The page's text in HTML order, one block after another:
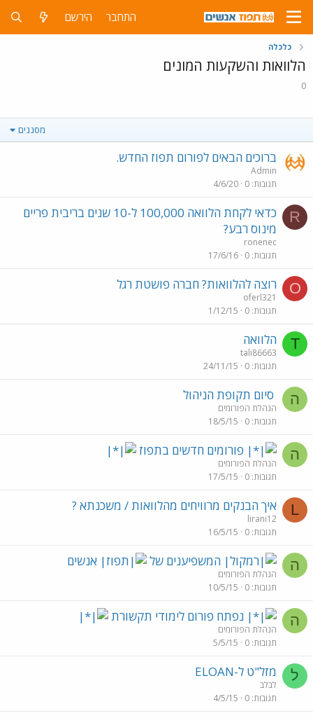
התחבר הירשם
כלכלה
הלוואות והשקעות המונים
0
מסננים
ברוכים הבאים לפורום תפוז החדש.
Admin
תגובות 0
4/6/20
R
כדאי לקחת הלוואה 100,000 ל-10 שנים בריבית פריים
מינוס רבע?
ronenec
תגובות 0
17/6/16
O רוצה להלוואות? חברה פושטת רגל
oferl321
תגובות 0
1/12/15
T הלוואה
tali86663
תגובות 0
24/11/15
ה סיום תקופת הניהול
הנהלת הפורומים
תגובות 0
18/5/15
ה פורומים חדשים בתפוז
הנהלת הפורומים
תגובות 0
17/5/15
L איך הבנקים מרוויחים מהלוואות / משכנתא ?
lirani12
תגובות 0
16/5/15
ה המשפיענים של אנשים
הנהלת הפורומים
תגובות 0
10/5/15
ה נפתח פורום לימודי תקשורת
הנהלת הפורומים
תגובות 0
5/5/15
ל מזל"ט ל-ELOAN
לבלב
תגובות 0
4/5/15